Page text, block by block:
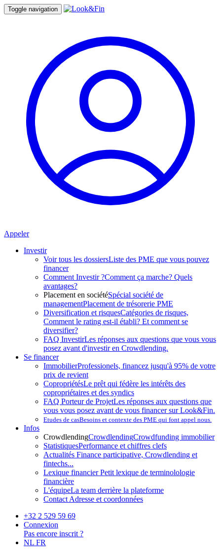
Toggle navigation
Appeler
Investir
Voir tous les dossiersListe des PME que vous pouvez
financer
Comment Investir ?Comment ça marche? Quels
avantages?
Placement en sociétéSpécial société de
managementPlacement de trésorerie PME
Diversification et risquesCatégories de risques,
Comment le rating est-il établi? Et comment se
diversifier?
FAQ InvestirLes réponses aux questions que vous vous
posez avant d'investir en Crowdlending.
Se financer
ImmobilierProfessionels, financez jusqu'à 95% de votre
prix de revient
CopropriétésLe prêt qui fédère les intérêts des
copropriétaires et des syndics
FAQ Porteur de ProjetLes réponses aux questions que
vous vous posez avant de vous financer sur Look&Fin.
Etudes de casBesoins et contexte des PME qui font appel nous.
Infos
CrowdlendingCrowdlendingCrowdfunding immobilier
StatistiquesPerformance et chiffres clefs
Actualités Finance participative, Crowdlending et
fintechs...
Lexique financierPetit lexique de terminolologie
financière
L'équipeLa team derrière la plateforme
Contact Adresse et coordonnées
+32 2 529 59 69
Connexion
Pas encore inscrit ?
NL FR